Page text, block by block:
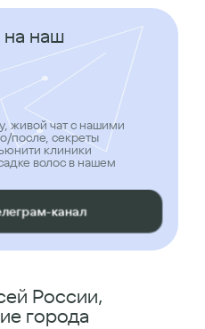
наш
живой чат с нашими
после, секреты
клиники
волос в нашем
канал
России,
города